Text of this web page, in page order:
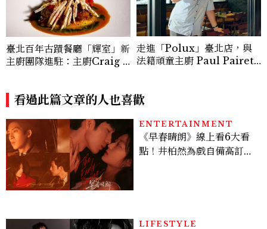
臺北百年古蹟餐廳「輝室」新
主廚團隊進駐：主廚Craig Y
料理風味
走進「Polux」臺北店，與
法籍頑童主廚 Paul Pairet
看過此篇文章的人也喜歡
ENTERTAINMENT
《早春晴朗》線上看6大看
點！井柏然為戲自備高訂，
LIFESTYLE